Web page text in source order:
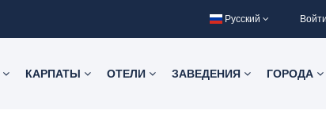
Русский
КАРПАТЫ ОТЕЛИ ЗАВЕДЕНИЯ ГОРОДА